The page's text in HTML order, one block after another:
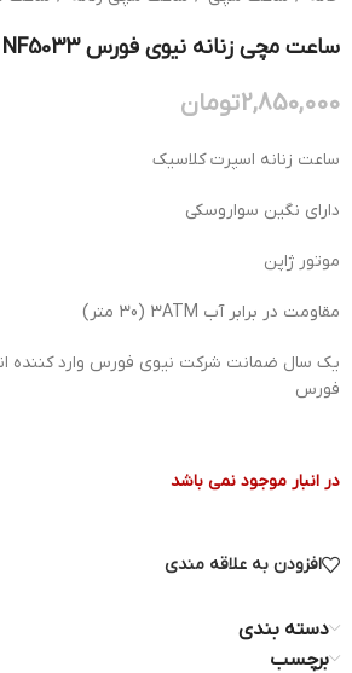
ساعت مچی زنانه نیوی فورس NAVIFORCE NF5033
2,850,000تومان
ساعت زنانه اسپرت کلاسیک
دارای نگین سواروسکی
موتور ژاپن
مقاومت در برابر آب 3ATM (30 متر)
یک سال ضمانت شرکت نیوی فورس وارد کننده
فورس
در انبار موجود نمی باشد
افزودن به علاقه مندی
دسته بندی
برچسب